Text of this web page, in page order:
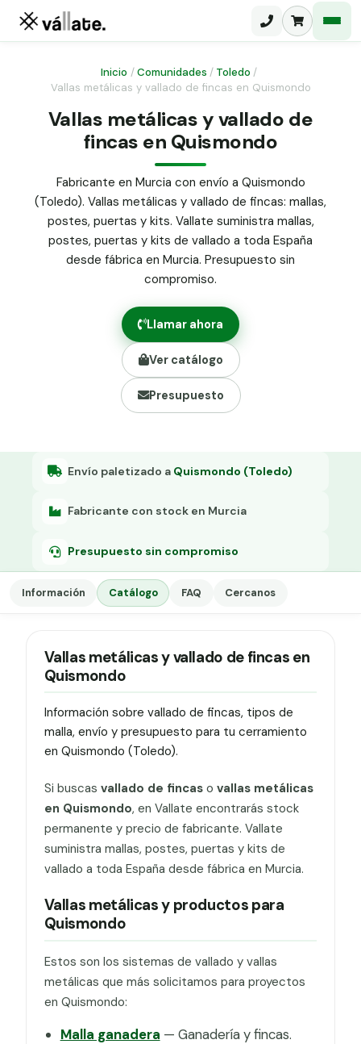
Malla ganadera
Malla simple torsión
Malla triple torsión
Panel malla H.
Puerta abatible dos hojas
Puerta acceso peatonal
Poste malla Hércules
Poste malla simple torsión
Alambre de espino galvanizado
Abrazadera PVC malla H.
Grapa malla H.
Grapadora
Tensor galvanizado
Inicio /Comunidades / Toledo /
Vallas metálicas y vallado de fincas en Quismondo
Vallas metálicas y vallado de
fincas en Quismondo
Fabricante en Murcia con envío a Quismondo
(Toledo). Vallas metálicas y vallado de fincas: mallas,
postes, puertas y kits. Vallate suministra mallas,
postes, puertas y kits de vallado a toda España
desde fábrica en Murcia. Presupuesto sin
compromiso.
Llamar ahora
Ver catálogo
Presupuesto
Envío paletizado a Quismondo (Toledo)
Fabricante con stock en Murcia
Presupuesto sin compromiso
Información Catálogo FAQ Cercanos
Vallas metálicas y vallado de fincas en
Quismondo
Información sobre vallado de fincas, tipos de
malla, envío y presupuesto para tu cerramiento
en Quismondo (Toledo).
Si buscas vallado de fincaso vallas metálicas
en Quismondo, en Vallate encontrarás stock
permanente y precio de fabricante. Vallate
suministra mallas, postes, puertas y kits de
vallado a toda España desde fábrica en Murcia.
Vallas metálicas y productos para
Quismondo
Estos son los sistemas de vallado y vallas
metálicas que más solicitamos para proyectos
en Quismondo:
Malla ganadera — Ganadería y fincas.